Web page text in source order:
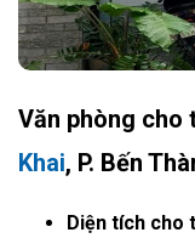
Văn phòng cho
Khai, P. Bến
Diện tích cho